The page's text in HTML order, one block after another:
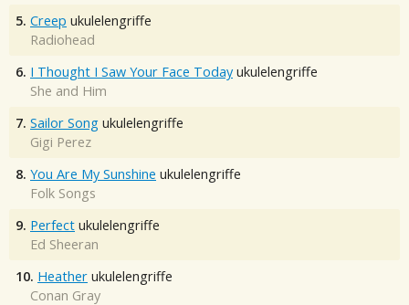
5. Creep ukulelengriffe
Radiohead
6. I Thought I Saw Your Face Today ukulelengriffe
She and Him
7. Sailor Song ukulelengriffe
Gigi Perez
8. You Are My Sunshine ukulelengriffe
Folk Songs
9. Perfect ukulelengriffe
Ed Sheeran
10. Heather ukulelengriffe
Conan Gray